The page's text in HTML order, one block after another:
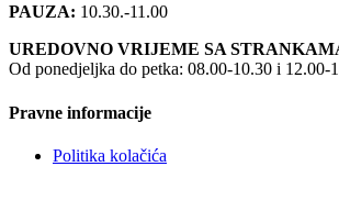
PAUZA: 10.30.-11.00
UREDOVNO VRIJEME SA
Od ponedjeljka do petka: 08.00-10.30 i 12.00-
Pravne informacije
Politika kolačića